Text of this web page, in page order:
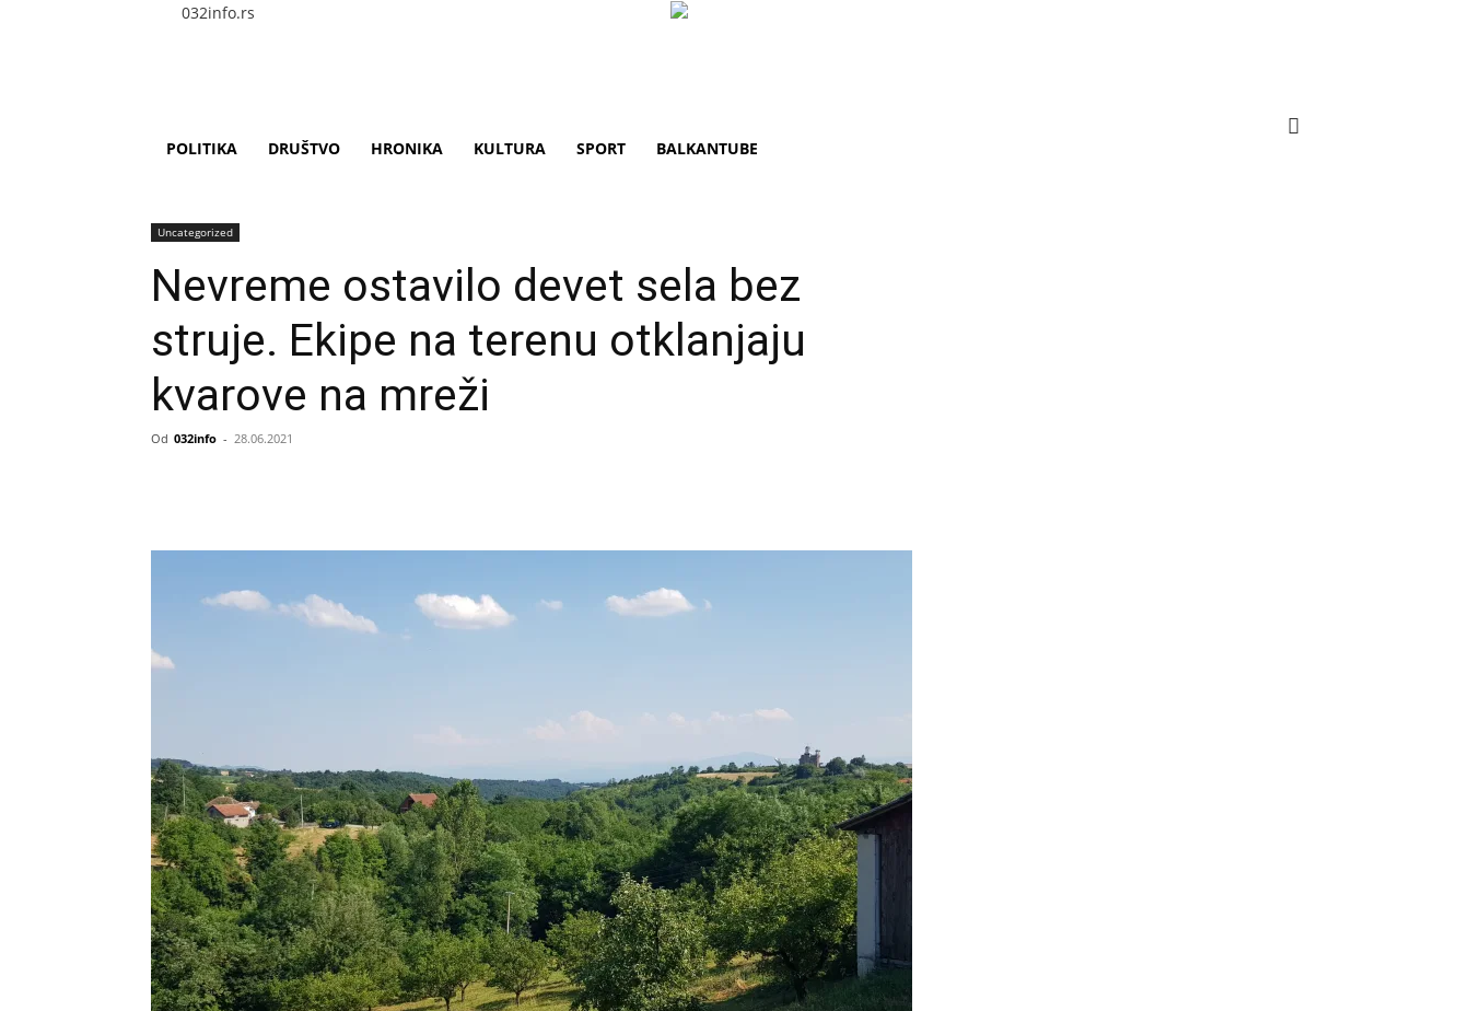
032info.rs
POLITIKA DRUŠTVO HRONIKA KULTURA SPORT BALKANTUBE
Uncategorized
Nevreme ostavilo devet sela bez
struje. Ekipe na terenu otklanjaju
kvarove na mreži
Od 032info - 28.06.2021